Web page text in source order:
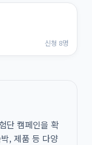
신청 8명
단 캠페인을 확
, 제품 등 다양